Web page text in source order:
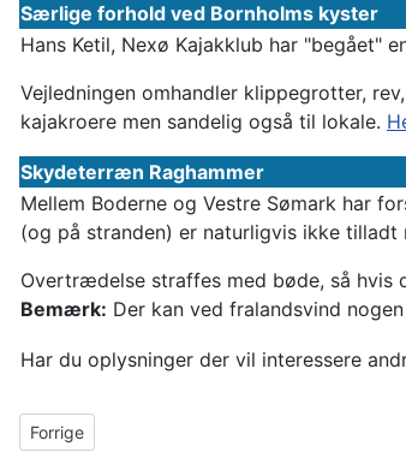
Særlige forhold ved Bornholms kyster
Hans Ketil, Nexø Kajakklub har "begået"
Vejledningen omhandler klippegrotter,
kajakroere men sandelig også til lokale.
Skydeterræn Raghammer
Mellem Boderne og Vestre Sømark har
(og på stranden) er naturligvis ikke
Overtrædelse straffes med bøde, så hvis
Bemærk: Der kan ved fralandsvind
Har du oplysninger der vil interessere
Forrige artikel: Særlige forhold ved Bornholms
Forrige